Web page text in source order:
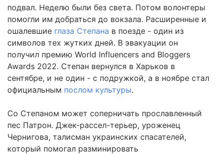
подвал. Неделю были без света. Потом волонтеры
помогли им добраться до вокзала. Расширенные и
ошалевшие глаза Степана в поезде - один из
символов тех жутких дней. В эвакуации он
получил премию World Influencers and Bloggers
Awards 2022. Степан вернулся в Харьков в
сентябре, и не один - с подружкой, а в ноябре стал
официальным послом культуры.
Со Степаном может соперничать прославленный
пес Патрон. Джек-рассел-терьер, уроженец
Чернигова, талисман украинских спасателей,
который помогал разминировать